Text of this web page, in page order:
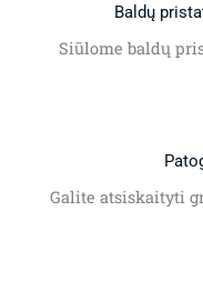
Baldų
Siūlome baldų
Galite atsiskaityti